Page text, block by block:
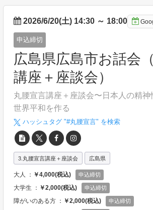
2026/6/20(土) 14:30 ～ 18:00
申込締切
広島県広島市お話会
講座＋座談会）
丸腰宣言講座＋座談会〜日本人の精神
世界平和を作る
ハッシュタグ "#丸腰宣言" を検索
3.丸腰宣言講座＋座談会 広島県
大人 ： ￥4,000(税込) 申込締切
大学生 ： ￥2,000(税込) 申込締切
障がいのある方 ： ￥2,000(税込) 申込締切